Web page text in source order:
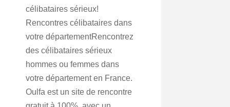
célibataires sérieux!
Rencontres célibataires dans
votre départementRencontrez
des célibataires sérieux
hommes ou femmes dans
votre département en France.
Oulfa est un site de rencontre